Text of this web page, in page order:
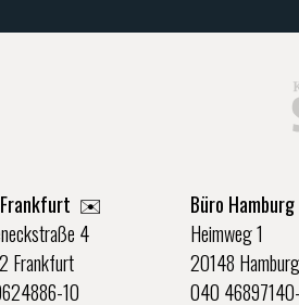
✉️
4
Frankfurt
10
Büro
Heimweg 1
20148 Hamburg
040